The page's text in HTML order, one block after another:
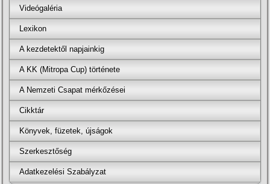
Videógaléria
Lexikon
A kezdetektől napjainkig
A KK (Mitropa Cup) története
A Nemzeti Csapat mérkőzései
Cikktár
Könyvek, füzetek, újságok
Szerkesztőség
Adatkezelési Szabályzat